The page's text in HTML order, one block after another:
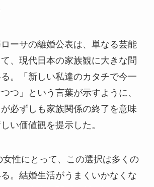
ーサの離婚公表は、単なる芸能
、現代日本の家族観に大きな問
。「新しい私達のカタチで今一
つ」という言葉が示すように、
必ずしも家族関係の終了を意味
い価値観を提示した。
性にとって、この選択は多くの
。結婚生活がうまくいかなくな